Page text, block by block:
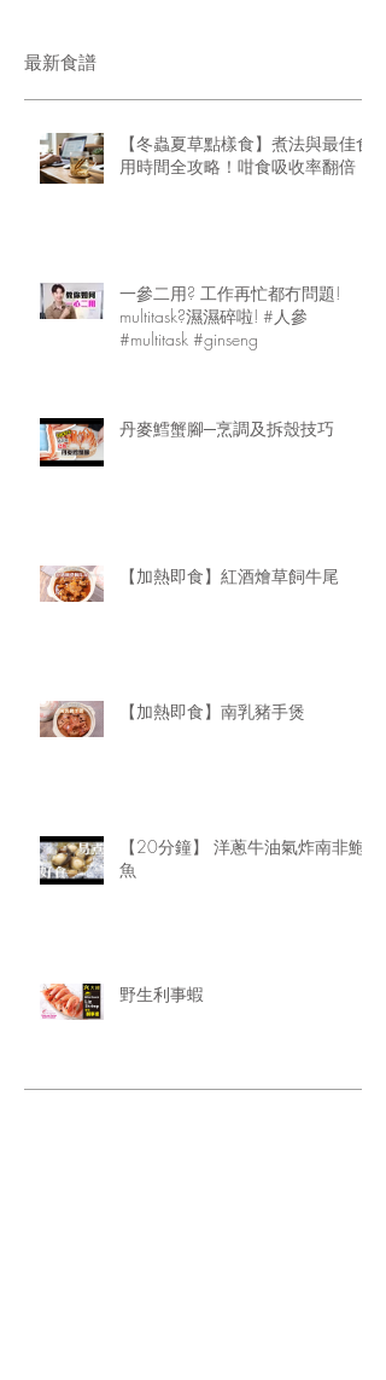
最新食譜
【冬蟲夏草點樣食】煮法與最佳食
用時間全攻略！咁食吸收率翻倍
一參二用? 工作再忙都冇問題!
multitask?濕濕碎啦! #人參
#multitask #ginseng
丹麥鱈蟹腳─烹調及拆殼技巧
【加熱即食】紅酒燴草飼牛尾
【加熱即食】南乳豬手煲
【20分鐘】 洋蔥牛油氣炸南非鮑
魚
野生利事蝦